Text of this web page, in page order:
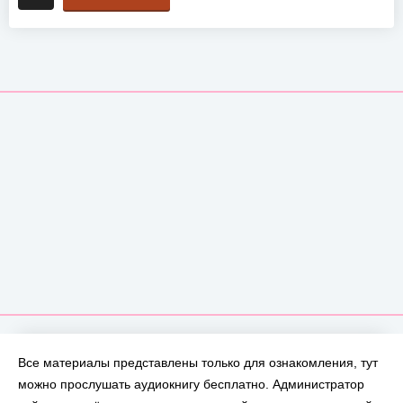
Все материалы представлены только для ознакомления, тут
можно прослушать аудиокнигу бесплатно. Администратор